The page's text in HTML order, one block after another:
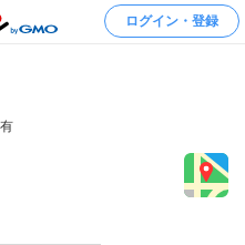
ログイン・登録